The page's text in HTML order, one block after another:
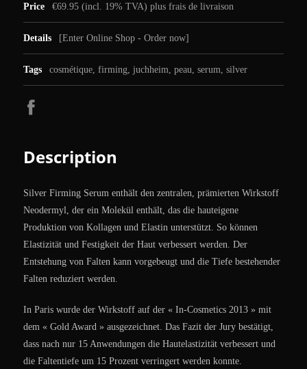
Price €69.95 (incl. 19% TVA) plus frais de livraison
Details [Enter Online Shop - Order now]
Tags cosmétique firming juchheim peau serum silver
Description
Silver Firming Serum enthält den zentralen, prämierten Wirkstoff
Neodermyl, der ein Molekül enthält, das die hauteigene
Produktion von Kollagen und Elastin unterstützt. So können
Elastizität und Festigkeit der Haut verbessert werden. Der
Entstehung von Falten kann vorgebeugt und die Tiefe bestehender
Falten reduziert werden.
In Paris wurde der Wirkstoff auf der « In-Cosmetics 2013 » mit
dem « Gold Award » ausgezeichnet. Das Fazit der Jury bestätigt,
dass nach nur 15 Anwendungen die Hautelastizität verbessert und
die Faltentiefe um 15 Prozent verringert werden konnte.